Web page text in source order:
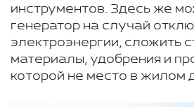
инструментов. Здесь же
генератор на случай
электроэнергии, сложить
материалы, удобрения и
которой не место в жилом